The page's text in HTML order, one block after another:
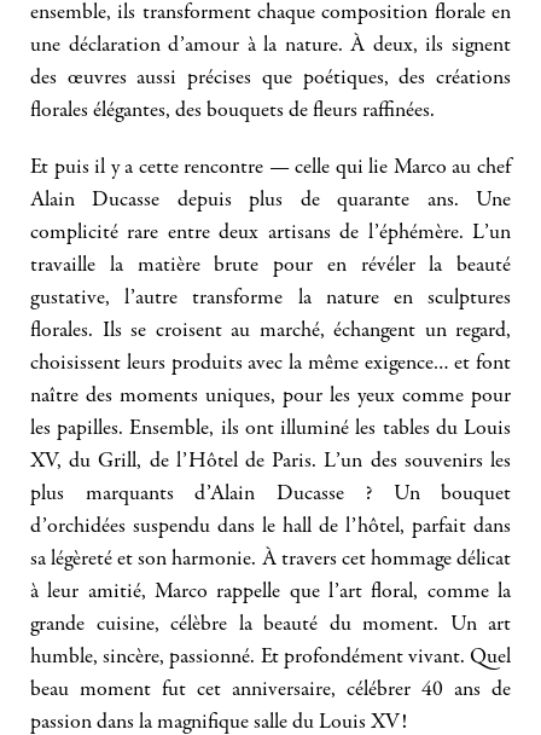
ensemble, ils transforment chaque composition florale en
une déclaration d’amour à la nature. À deux, ils signent
des œuvres aussi précises que poétiques, des créations
florales élégantes, des bouquets de fleurs raffinées.
Et puis il y a cette rencontre — celle qui lie Marco au chef
Alain Ducasse depuis plus de quarante ans. Une
complicité rare entre deux artisans de l’éphémère. L’un
travaille la matière brute pour en révéler la beauté
gustative, l’autre transforme la nature en sculptures
florales. Ils se croisent au marché, échangent un regard,
choisissent leurs produits avec la même exigence… et font
naître des moments uniques, pour les yeux comme pour
les papilles. Ensemble, ils ont illuminé les tables du Louis
XV, du Grill, de l’Hôtel de Paris. L’un des souvenirs les
plus marquants d’Alain Ducasse ? Un bouquet
d’orchidées suspendu dans le hall de l’hôtel, parfait dans
sa légèreté et son harmonie. À travers cet hommage délicat
à leur amitié, Marco rappelle que l’art floral, comme la
grande cuisine, célèbre la beauté du moment. Un art
humble, sincère, passionné. Et profondément vivant. Quel
beau moment fut cet anniversaire, célébrer 40 ans de
passion dans la magnifique salle du Louis XV!